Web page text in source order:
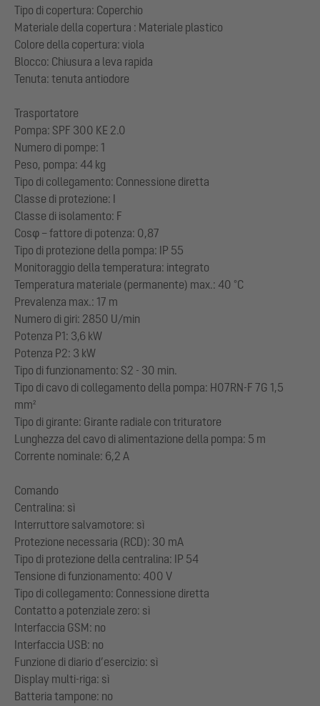
Tipo di copertura: Coperchio
Materiale della copertura : Materiale plastico
Colore della copertura: viola
Blocco: Chiusura a leva rapida
Tenuta: tenuta antiodore
Trasportatore
Pompa: SPF 300 KE 2.0
Numero di pompe: 1
Peso, pompa: 44 kg
Tipo di collegamento: Connessione diretta
Classe di protezione: I
Classe di isolamento: F
Cosφ – fattore di potenza: 0,87
Tipo di protezione della pompa: IP 55
Monitoraggio della temperatura: integrato
Temperatura materiale (permanente) max.: 40 °C
Prevalenza max.: 17 m
Numero di giri: 2850 U/min
Potenza P1: 3,6 kW
Potenza P2: 3 kW
Tipo di funzionamento: S2 - 30 min.
Tipo di cavo di collegamento della pompa: H07RN-F 7G 1,5
mm²
Tipo di girante: Girante radiale con trituratore
Lunghezza del cavo di alimentazione della pompa: 5 m
Corrente nominale: 6,2 A
Comando
Centralina: sì
Interruttore salvamotore: sì
Protezione necessaria (RCD): 30 mA
Tipo di protezione della centralina: IP 54
Tensione di funzionamento: 400 V
Tipo di collegamento: Connessione diretta
Contatto a potenziale zero: sì
Interfaccia GSM: no
Interfaccia USB: no
Funzione di diario d’esercizio: sì
Display multi-riga: sì
Batteria tampone: no